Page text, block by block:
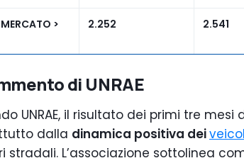
>
2.252 2.541
di UNRAE
UNRAE, il risultato dei primi tre
dalla dinamica positiva dei
stradali. L’associazione sottolinea